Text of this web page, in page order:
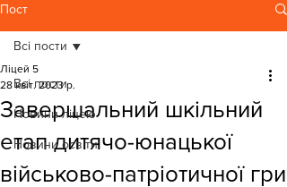
Пост
Всі пости
Новини ліцею
Новини освіти
Всі пости
Завершальний шкільний
етап дитячо-юнацької
військово-патріотичної гри
Ліцей 5
28 квіт. 2023 р.